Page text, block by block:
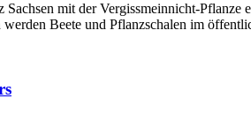
mit der Vergissmeinnicht-
Beete und Pflanzschalen im